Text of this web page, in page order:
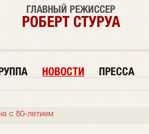
ГЛАВНЫЙ РЕЖИССЕР
РОБЕРТ СТУРУА
НОВОСТИ ПРЕССА
с 80-летием